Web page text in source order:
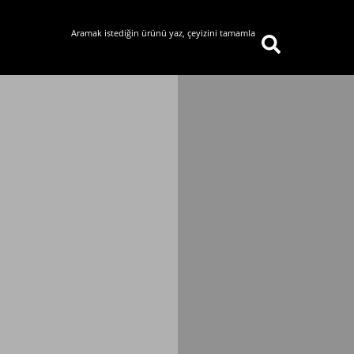
Aramak istediğin ürünü yaz, çeyizini tamamla